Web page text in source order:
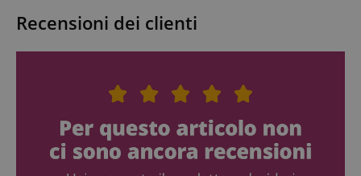
Recensioni dei clienti